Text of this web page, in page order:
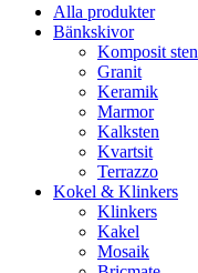
Alla produkter
Bänkskivor
Komposit sten
Granit
Keramik
Marmor
Kalksten
Kvartsit
Terrazzo
Kokel & Klinkers
Klinkers
Kakel
Mosaik